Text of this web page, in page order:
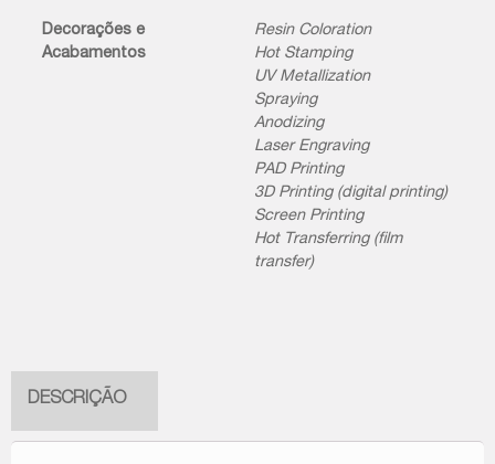
Decorações e
Acabamentos
Resin Coloration
Hot Stamping
UV Metallization
Spraying
Anodizing
Laser Engraving
PAD Printing
3D Printing (digital printing)
Screen Printing
Hot Transferring (film
transfer)
DESCRIÇÃO